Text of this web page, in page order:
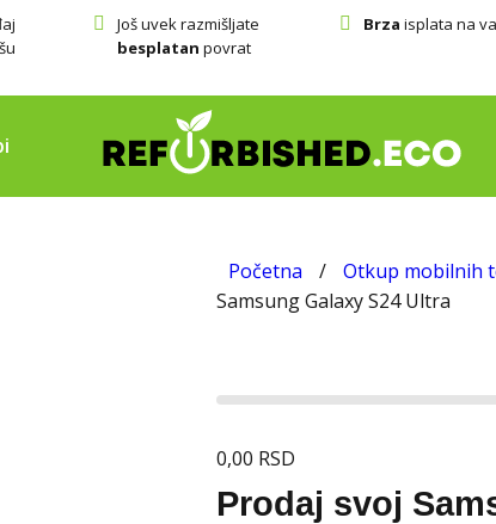
Još uvek razmišljate
besplatan povrat
Brza isplata na
Početna / Otkup mobilnih
Samsung Galaxy S24 Ultra
0,00 RSD
Prodaj svoj